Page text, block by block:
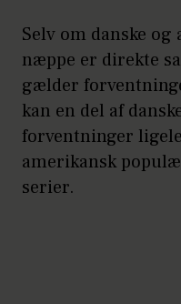
Selv om danske
næppe er direkte
gælder
kan en del af
forventninger
amerikansk
serier.